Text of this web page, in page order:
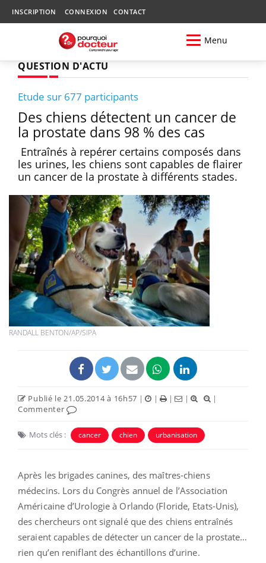
INSCRIPTION CONNEXION CONTACT
Menu
QUESTION D'ACTU
Etude sur 677 participants
Des chiens détectent un cancer de
la prostate dans 98 % des cas
Entraînés à repérer certains composés dans
les urines, les chiens sont capables de flairer
un cancer de la prostate à différents stades.
RANDALL BENTON/AP/SIPA
Publié le 21.05.2014 à 16h57 | | | |
|
Commenter
Mots clés : cancer chien urbanisation
Après les brigades canines, des maîtres-chiens
médecins. Lors du Congrès annuel de l’Association
Américaine d’Urologie à Orlando (Floride, Etats-Unis),
des chercheurs ont signalé que des chiens entraînés
seraient capables de détecter un cancer de la prostate…
rien qu’en reniflant des échantillons d’urine.